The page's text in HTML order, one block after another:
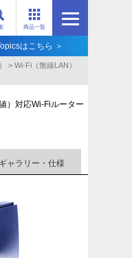
商品一覧
はこちら ＞
> Wi-Fi（無線LAN）
）対応Wi-Fiルーター
ギャラリー・仕様